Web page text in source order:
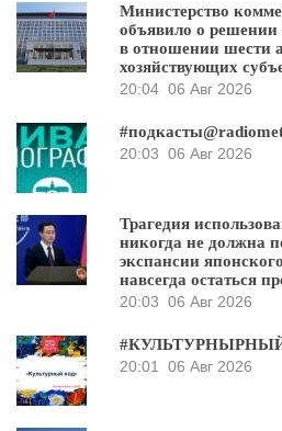
Министерство
объявило о
в отношении шести
хозяйствующих
20:04 06 Авг 2026
20:03 06 Авг 2026
Трагедия
никогда не должна
экспансии
навсегда остаться
20:03 06 Авг 2026
20:01
06 Авг 2026